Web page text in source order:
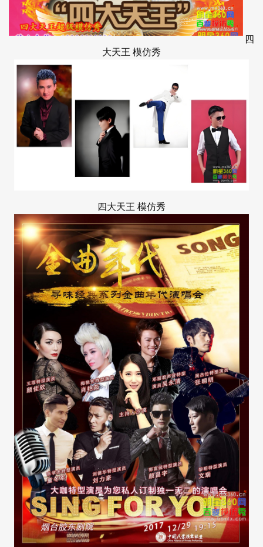
四
大天王 模仿秀
四大天王 模仿秀